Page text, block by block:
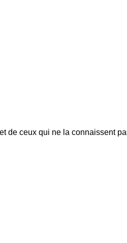
qui ne la connaissent